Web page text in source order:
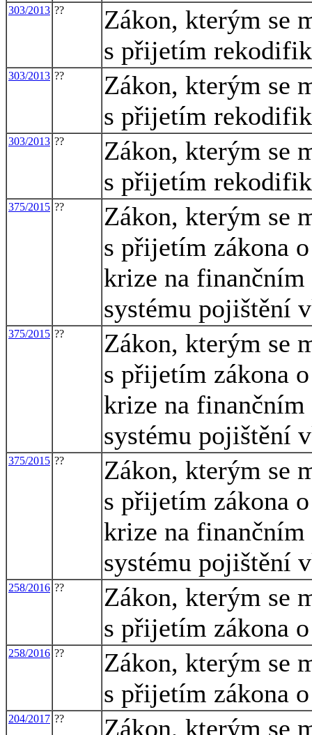
303/2013 ??
Zákon, kterým se
s přijetím
303/2013 ??
Zákon, kterým se
s přijetím
303/2013 ??
Zákon, kterým se
s přijetím
375/2015 ??
Zákon, kterým se
s přijetím zákona
krize na
systému pojištění
375/2015 ??
Zákon, kterým se
s přijetím zákona
krize na
systému pojištění
375/2015 ??
Zákon, kterým se
s přijetím zákona
krize na
systému pojištění
258/2016 ??
Zákon, kterým se
s přijetím zákona
258/2016 ??
Zákon, kterým se
s přijetím zákona
204/2017 ?? Zákon, kterým se